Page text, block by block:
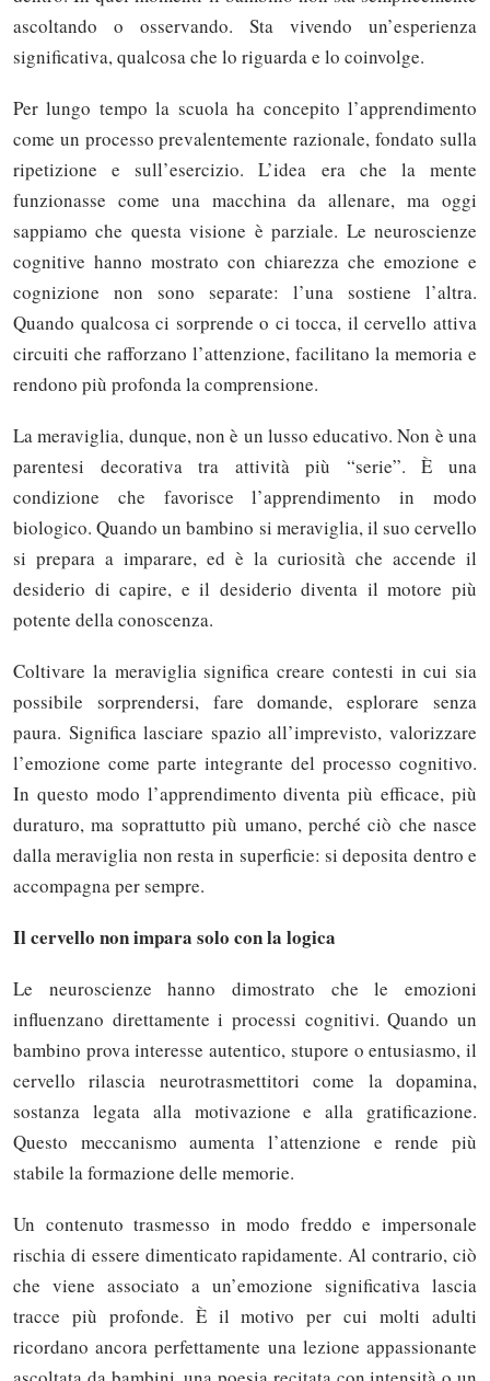
ascoltando o osservando. Sta vivendo un’esperienza
significativa, qualcosa che lo riguarda e lo coinvolge.
Per lungo tempo la scuola ha concepito l’apprendimento
come un processo prevalentemente razionale, fondato sulla
ripetizione e sull’esercizio. L’idea era che la mente
funzionasse come una macchina da allenare, ma oggi
sappiamo che questa visione è parziale. Le neuroscienze
cognitive hanno mostrato con chiarezza che emozione e
cognizione non sono separate: l’una sostiene l’altra.
Quando qualcosa ci sorprende o ci tocca, il cervello attiva
circuiti che rafforzano l’attenzione, facilitano la memoria e
rendono più profonda la comprensione.
La meraviglia, dunque, non è un lusso educativo. Non è una
parentesi decorativa tra attività più “serie”. È una
condizione che favorisce l’apprendimento in modo
biologico. Quando un bambino si meraviglia, il suo cervello
si prepara a imparare, ed è la curiosità che accende il
desiderio di capire, e il desiderio diventa il motore più
potente della conoscenza.
Coltivare la meraviglia significa creare contesti in cui sia
possibile sorprendersi, fare domande, esplorare senza
paura. Significa lasciare spazio all’imprevisto, valorizzare
l’emozione come parte integrante del processo cognitivo.
In questo modo l’apprendimento diventa più efficace, più
duraturo, ma soprattutto più umano, perché ciò che nasce
dalla meraviglia non resta in superficie: si deposita dentro e
accompagna per sempre.
Il cervello non impara solo con la logica
Le neuroscienze hanno dimostrato che le emozioni
influenzano direttamente i processi cognitivi. Quando un
bambino prova interesse autentico, stupore o entusiasmo, il
cervello rilascia neurotrasmettitori come la dopamina,
sostanza legata alla motivazione e alla gratificazione.
Questo meccanismo aumenta l’attenzione e rende più
stabile la formazione delle memorie.
Un contenuto trasmesso in modo freddo e impersonale
rischia di essere dimenticato rapidamente. Al contrario, ciò
che viene associato a un’emozione significativa lascia
tracce più profonde. È il motivo per cui molti adulti
ricordano ancora perfettamente una lezione appassionante